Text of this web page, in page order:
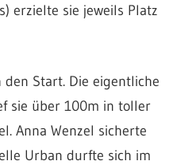
erzielte sie jeweils Platz
Start. Die eigentliche
sie über 100m in toller
Anna Wenzel sicherte
Urban durfte sich im